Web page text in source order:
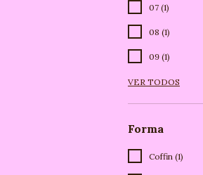
07 (1)
08 (1)
09 (1)
VER TODOS
Forma
Coffin (1)